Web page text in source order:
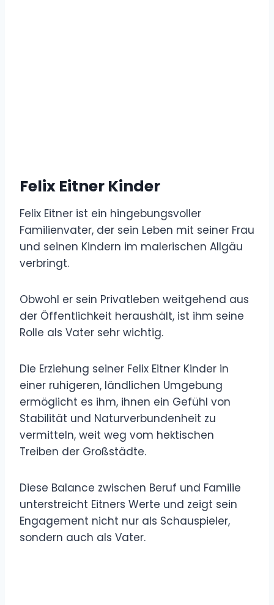
Felix Eitner Kinder
Felix Eitner ist ein hingebungsvoller
Familienvater, der sein Leben mit seiner Frau
und seinen Kindern im malerischen Allgäu
verbringt.
Obwohl er sein Privatleben weitgehend aus
der Öffentlichkeit heraushält, ist ihm seine
Rolle als Vater sehr wichtig.
Die Erziehung seiner Felix Eitner Kinder in
einer ruhigeren, ländlichen Umgebung
ermöglicht es ihm, ihnen ein Gefühl von
Stabilität und Naturverbundenheit zu
vermitteln, weit weg vom hektischen
Treiben der Großstädte.
Diese Balance zwischen Beruf und Familie
unterstreicht Eitners Werte und zeigt sein
Engagement nicht nur als Schauspieler,
sondern auch als Vater.